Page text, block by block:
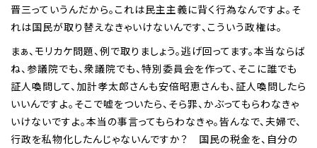
晋三っていうんだから。これは民主主義に背く行為なんですよ。そ
れは国民が取り替えなきゃいけないんです、こういう政権は。
まぁ、モリカケ問題、例で取りましょう。逃げ回ってます。本当ならば
ね、参議院でも、衆議院でも、特別委員会を作って、そこに誰でも
証人喚問して、加計孝太郎さんも安倍昭恵さんも、証人喚問したら
いいんですよ。そこで嘘をついたら、そら罪、かぶってもらわなきゃ
いけないですよ。本当の事言ってもらわなきゃ。皆んなで、夫婦で、
行政を私物化したんじゃないんですか？ 国民の税金を、自分の